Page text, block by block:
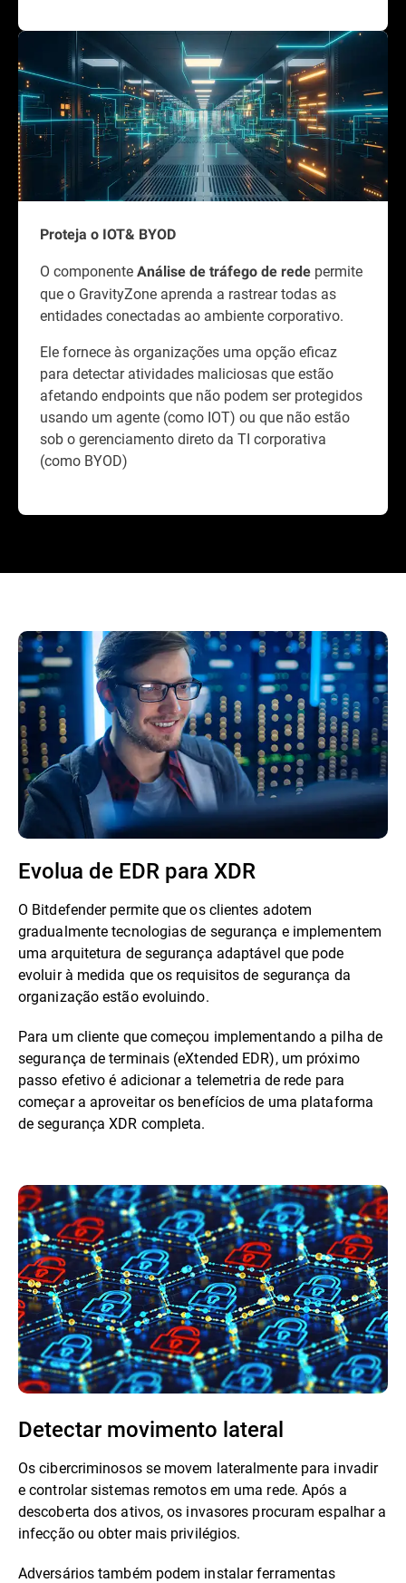
Proteja o IOT& BYOD
O componente Análise de tráfego de rede permite
que o GravityZone aprenda a rastrear todas as
entidades conectadas ao ambiente corporativo.
Ele fornece às organizações uma opção eficaz
para detectar atividades maliciosas que estão
afetando endpoints que não podem ser protegidos
usando um agente (como IOT) ou que não estão
sob o gerenciamento direto da TI corporativa
(como BYOD)
Evolua de EDR para XDR
O Bitdefender permite que os clientes adotem
gradualmente tecnologias de segurança e implementem
uma arquitetura de segurança adaptável que pode
evoluir à medida que os requisitos de segurança da
organização estão evoluindo.
Para um cliente que começou implementando a pilha de
segurança de terminais (eXtended EDR), um próximo
passo efetivo é adicionar a telemetria de rede para
começar a aproveitar os benefícios de uma plataforma
de segurança XDR completa.
Detectar movimento lateral
Os cibercriminosos se movem lateralmente para invadir
e controlar sistemas remotos em uma rede. Após a
descoberta dos ativos, os invasores procuram espalhar a
infecção ou obter mais privilégios.
Adversários também podem instalar ferramentas